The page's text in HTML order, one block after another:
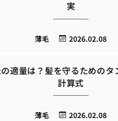
実
2026.02.08
薄毛
適量は？髪を守るためのタ
計算式
2026.02.08
薄毛